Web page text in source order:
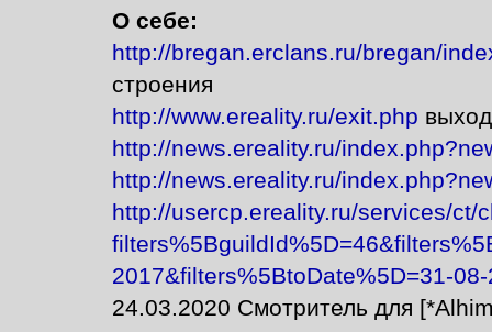
О себе:
http://bregan.erclans.ru/bregan/
строения
http://www.ereality.ru/exit.php выход
http://news.ereality.ru/
http://news.ereality.ru/
http://usercp.ereality.ru/services/ct/
2017&filters%5BtoDate%5D=31-
24.03.2020 Смотритель для